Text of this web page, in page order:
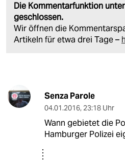
Die Kommentarfunktion
geschlossen.
Wir öffnen die
Artikeln für etwa drei Tage –
Senza Parole
04.01.2016, 23:18 Uhr
Wann gebietet die
Hamburger Polizei